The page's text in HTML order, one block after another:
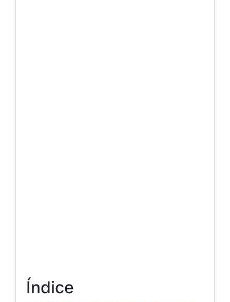
Índice